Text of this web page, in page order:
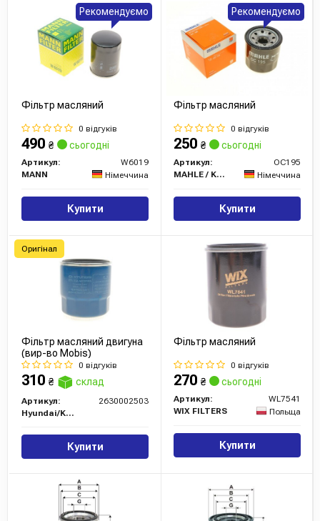
Фільтр масляний
0 відгуків
490 ₴ сьогодні
Артикул:
W6019
MANN
Німеччина
Купити
Рекомендуємо
Фільтр масляний
0 відгуків
250 ₴ сьогодні
Артикул:
OC195
MAHLE / KNECHT
Німеччина
Купити
Рекомендуємо
Фільтр масляний двигуна
(вир-во Mobis)
0 відгуків
310 ₴ склад
Артикул:
2630002503
Hyundai/Kia/Mobis
Купити
Оригінал
Фільтр масляний
0 відгуків
270 ₴ сьогодні
Артикул:
WL7541
WIX FILTERS
Польща
Купити